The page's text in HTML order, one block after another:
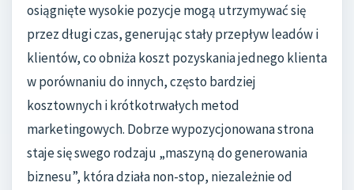
osiągnięte wysokie pozycje mogą utrzymywać się
przez długi czas, generując stały przepływ leadów i
klientów, co obniża koszt pozyskania jednego klienta
w porównaniu do innych, często bardziej
kosztownych i krótkotrwałych metod
marketingowych. Dobrze wypozycjonowana strona
staje się swego rodzaju „maszyną do generowania
biznesu”, która działa non-stop, niezależnie od